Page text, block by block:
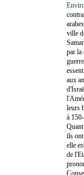
ville
par la
aux
leurs
à
ils ont
elle
de